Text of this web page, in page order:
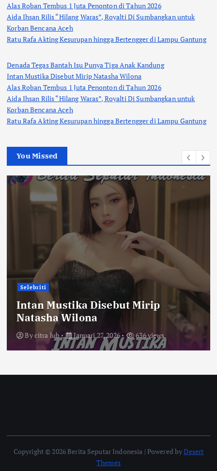
Alas Roban Tembus 1 Juta Penonton di Tahun 2026
Aida Ihsan Rilis “Hilang Waras”, Royalti Di Sumbangkan untuk
Korban Bencana Aceh
Ratu Rafa Akting Kesurupan hingga Bertengger di Lampu Gantung
Denada Tegas Bantah Isu Punya Tiga Anak Kandung
Intan Mustika Disebut Mirip Natasha Wilona
Alas Roban Tembus 1 Juta Penonton di Tahun 2026
Aida Ihsan Rilis “Hilang Waras”, Royalti Di Sumbangkan untuk
Korban Bencana Aceh
Ratu Rafa Akting Kesurupan hingga Bertengger di Lampu Gantung
You Missed
Selebriti
Intan Mustika Disebut Mirip
Natasha Wilona
Bycitra lub Januari 27, 2026 636 views
Copyright © 2026 Berita Seputar Indonesia | Powered byDesert
Themes